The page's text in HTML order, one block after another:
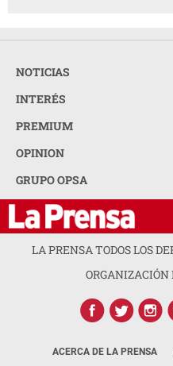
NOTICIAS
INTERÉS
PREMIUM
OPINION
GRUPO OPSA
LA PRENSA TODOS LOS
ACERCA DE LA PRENSA